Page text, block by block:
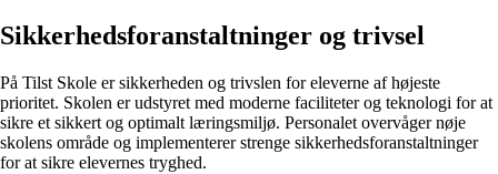
Sikkerhedsforanstaltninger og trivsel
På Tilst Skole er sikkerheden og trivslen for eleverne af højeste
prioritet. Skolen er udstyret med moderne faciliteter og teknologi for at
sikre et sikkert og optimalt læringsmiljø. Personalet overvåger nøje
skolens område og implementerer strenge sikkerhedsforanstaltninger
for at sikre elevernes tryghed.